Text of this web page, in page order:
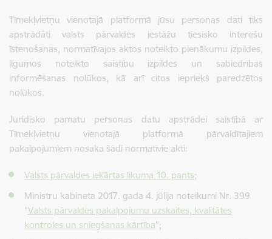
Tīmekļvietņu vienotajā platformā jūsu personas dati tiks
apstrādāti valsts pārvaldes iestāžu tiesisko interešu
īstenošanas, normatīvajos aktos noteikto pienākumu izpildes,
līgumos noteikto saistību izpildes un sabiedrības
informēšanas nolūkos, kā arī citos iepriekš paredzētos
nolūkos.
Juridisko pamatu personas datu apstrādei saistībā ar
Tīmekļvietņu vienotajā platformā pārvaldītajiem
pakalpojumiem nosaka šādi normatīvie akti:
Valsts pārvaldes iekārtas likuma 10. pants;
Ministru kabineta 2017. gada 4. jūlija noteikumi Nr. 399
“Valsts pārvaldes pakalpojumu uzskaites, kvalitātes
kontroles un sniegšanas kārtība”;